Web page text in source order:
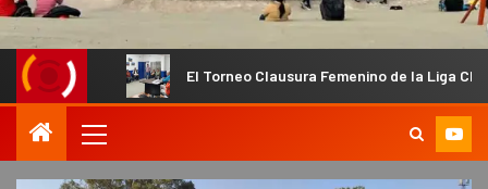
El Torneo Clausura Femenino de la Liga Chacarera